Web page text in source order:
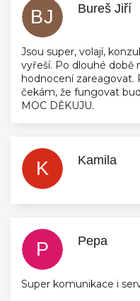
BJ Bureš Jiří
Hodnocení
Jsou super, volají,
vyřeší. Po dlouhé době
hodnocení zareagovat.
čekám, že fungovat
MOC DĚKUJU.
K Kamila
Hodnocení
P Pepa
Hodnocení
Super komunikace i